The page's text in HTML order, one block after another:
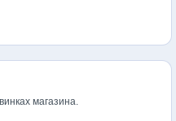
магазина.